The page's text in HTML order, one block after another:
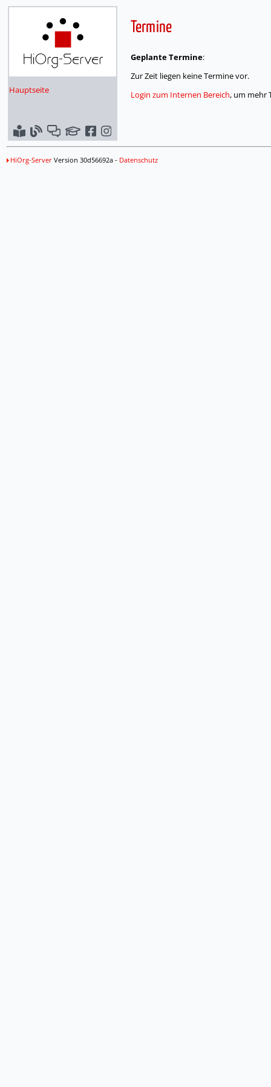
Hauptseite
Termine
Geplante Termine:
Zur Zeit liegen keine Termine vor.
Login zum Internen Bereich, um mehr
HiOrg-ServerVersion 30d56692a - Datenschutz